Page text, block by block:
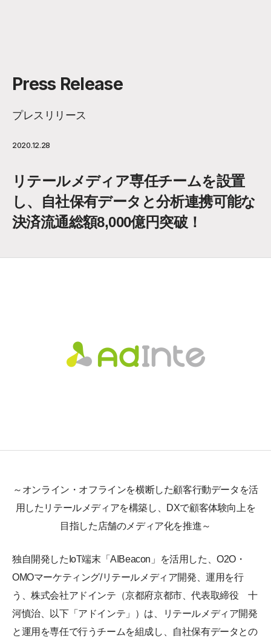
Press Release
プレスリリース
2020.12.28
リテールメディア専任チームを設置
し、自社保有データと分析連携可能な
決済流通総額8,000億円突破！
～オンライン・オフラインを横断した顧客行動データを活
用したリテールメディアを構築し、DXで顧客体験向上を
目指した店舗のメディア化を推進～
独自開発したIoT端末「AIBeacon」を活用した、O2O・
OMOマーケティング/リテールメディア開発、運用を行
う、株式会社アドインテ（京都府京都市、代表取締役 十
河慎治、以下「アドインテ」）は、リテールメディア開発
と運用を専任で行うチームを組成し、自社保有データとの